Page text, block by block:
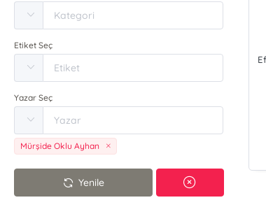
Etiket Seç
Yazar Seç
Mürşide Oklu Ayhan
Yenile